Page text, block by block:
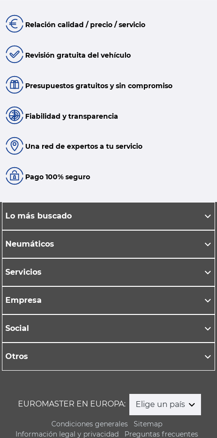
Relación calidad / precio / servicio
Revisión gratuita del vehículo
Presupuestos gratuitos y sin compromiso
Fiabilidad y transparencia
Una red de expertos a tu servicio
Pago 100% seguro
Lo más buscado
Neumáticos
Servicios
Empresa
Social
Otros
EUROMASTER EN EUROPA: Elige un país
Condiciones generales
Sitemap
Información legal y privacidad
Preguntas frecuentes